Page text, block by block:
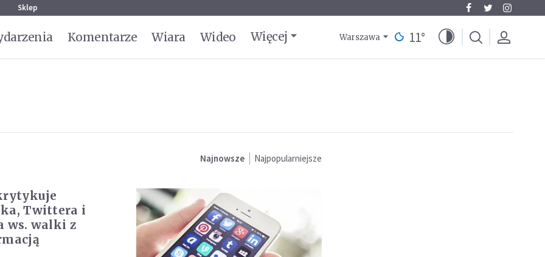
Sklep
Komentarze Wiara Wideo Więcej Warszawa 11°
Najnowsze Najpopularniejsze
Twittera i
ws. walki z